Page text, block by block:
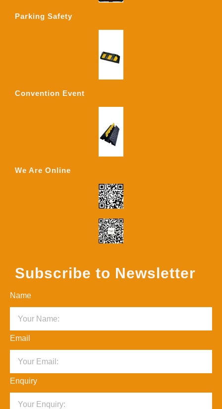
Parking Safety
Convention Event
We Are Online
Subscribe to Newsletter
Name
Email
Enquiry